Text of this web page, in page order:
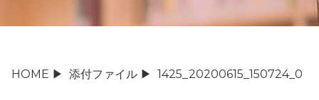
HOME ▶ 添付ファイル ▶ 1425_20200615_150724_0